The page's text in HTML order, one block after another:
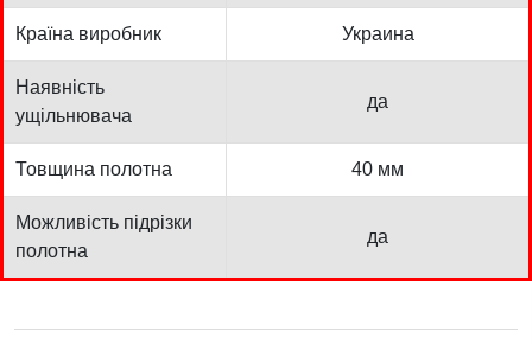
Країна виробник Украина
Наявність
ущільнювача
да
Товщина полотна 40 мм
Можливість підрізки
полотна
да